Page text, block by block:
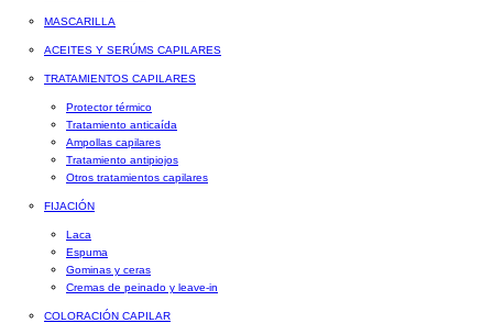
MASCARILLA
ACEITES Y SERÚMS CAPILARES
TRATAMIENTOS CAPILARES
Protector térmico
Tratamiento anticaída
Ampollas capilares
Tratamiento antipiojos
Otros tratamientos capilares
FIJACIÓN
Laca
Espuma
Gominas y ceras
Cremas de peinado y leave-in
COLORACIÓN CAPILAR